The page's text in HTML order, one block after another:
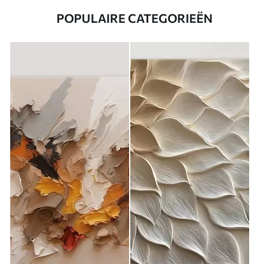
POPULAIRE CATEGORIEËN